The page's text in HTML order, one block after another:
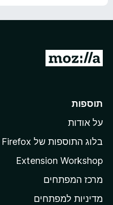
מ
ד
ף
ב
י
ת
תוספות
על אודות
בלוג התוספות של Firefox
Extension Workshop
מרכז המפתחים
מדיניות למפתחים